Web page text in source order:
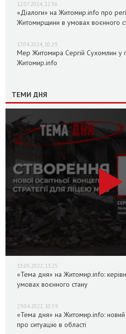
12.07.2024, 12:36
«Діалоги» на Житомир.info про
Житомирщини в умовах воєнного
17.04.2024, 10:29
Мер Житомира Сергій Сухомлин у
Житомир.info
ТЕМИ ДНЯ
13.05.2022, 13:25
«Тема дня» на Житомир.info:
умовах воєнного стану
29.04.2022, 10:59
«Тема дня» на Житомир.info: новий
про ситуацію в області